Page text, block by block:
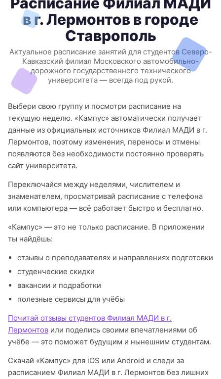
в г. Лермонтов в городе
Ставрополь
Актуальное расписание занятий для студентов Северо-
Кавказский филиал Московского автомобильно-
дорожного государственного технического
университета — всегда под рукой.
Выбери свою группу и посмотри расписание на
текущую неделю. «Кампус» автоматически получает
данные из официальных источников Филиал МАДИ в г.
Лермонтов, поэтому изменения, переносы и отмены
появляются без необходимости постоянно проверять
сайт университета.
Переключайся между неделями, числителем и
знаменателем, просматривай расписание с телефона
или компьютера — всё работает быстро и бесплатно.
«Кампус» — это не только расписание. В приложении
ты найдёшь:
отзывы о преподавателях и направлениях подготовки
студенческие скидки
вакансии и подработки
полезные сервисы для учёбы
Почитай отзывы студентов Филиал МАДИ в г.
Лермонтов или поделись своими впечатлениями об
учёбе — это поможет будущим и нынешним студентам.
Скачай «Кампус» для iOS или Android и следи за
расписанием Филиал МАДИ в г. Лермонтов без лишних